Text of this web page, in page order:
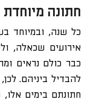
חתונה מיוחדת
כל שנה, ובמיוחד
אירועים שכאלה,
כבר כולם נראים
להבדיל ביניהם.
חתונתם בימים